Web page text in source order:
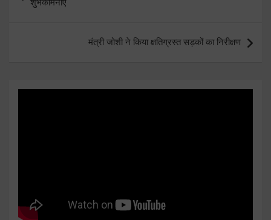
शुभकामनाएं
मंत्री जोशी ने किया क्षतिग्रस्त सड़कों का निरीक्षण